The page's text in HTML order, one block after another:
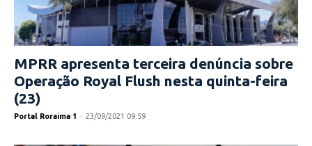
MPRR apresenta terceira denúncia sobre
Operação Royal Flush nesta quinta-feira
(23)
Portal Roraima 1 - 23/09/2021 09:59